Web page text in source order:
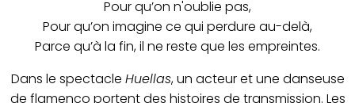
Pour qu’on n'oublie pas,
Pour qu’on imagine ce qui perdure au-delà,
Parce qu’à la fin, il ne reste que les empreintes.
Dans le spectacle Huellas, un acteur et une danseuse
de flamenco portent des histoires de transmission. Les